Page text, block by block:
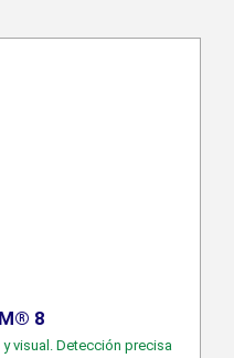
8
visual. Detección precisa